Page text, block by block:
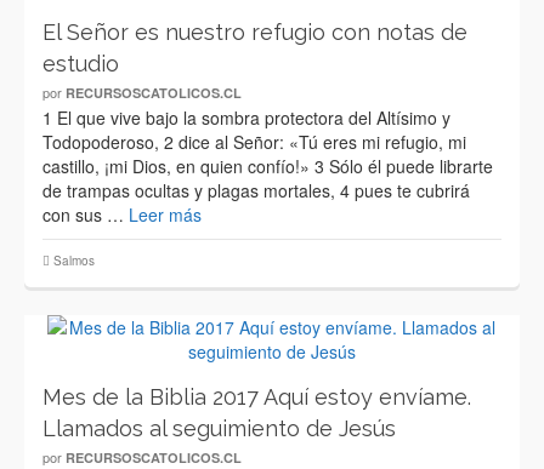
El Señor es nuestro refugio con notas de
estudio
por RECURSOSCATOLICOS.CL
1 El que vive bajo la sombra protectora del Altísimo y
Todopoderoso, 2 dice al Señor: «Tú eres mi refugio, mi
castillo, ¡mi Dios, en quien confío!» 3 Sólo él puede librarte
de trampas ocultas y plagas mortales, 4 pues te cubrirá
con sus … Leer más
Salmos
Mes de la Biblia 2017 Aquí estoy envíame.
Llamados al seguimiento de Jesús
por RECURSOSCATOLICOS.CL